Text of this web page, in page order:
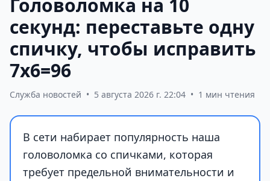
секунд: переставьте одну
спичку, чтобы исправить
7х6=96
Служба новостей • 5 августа 2026 г. 22:04 • 1 мин чтения
В сети набирает популярность наша
головоломка со спичками, которая
требует предельной внимательности и